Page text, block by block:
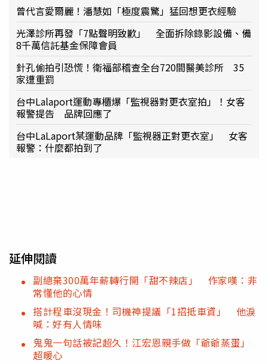
曾代言愛爾麗！潘慧如「極度震驚」猛回想更衣經驗
光澤診所再發「7點聲明致歉」 全面拆除錄影設備、備
8千萬信託基金保障會員
針孔偷拍引恐慌！衛福部稽查全台720間醫美診所 35
家遭重罰
台中Lalaport運動專櫃爆「監視器對更衣室拍」！女客
報警提告 品牌回應了
台中LaLaport某運動品牌「監視器正對更衣室」 女客
報警：什麼都拍到了
延伸閱讀
副總棄300萬年薪轉行開「甜不辣店」 作家嘆：非
常懂他的心情
搭計程車沒現金！司機神提議「1招抵車資」 他淚
喊：好有人情味
鬼鬼一句話被記超久！江宏恩親手做「爺爺蒸蛋」
超暖心